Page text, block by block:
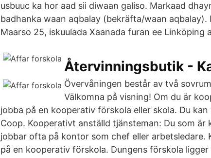
usbuuc ka hor aad sii diwaan galiso. Markaad
badhanka waan aqbalay (bekräfta/waan aqbalay).
Maarso 25, iskuulada Xaanada furan ee Linköping
Återvinningsbutik -
Övervåningen består av två
Välkomna på visning! Om du är
jobba på en kooperativ förskola eller skola. Du
Coop. Kooperativt anställd tjänsteman: Du som
jobbar ofta på kontor som chef eller arbetsledare.
på en kooperativ förskola. Dungens förskola